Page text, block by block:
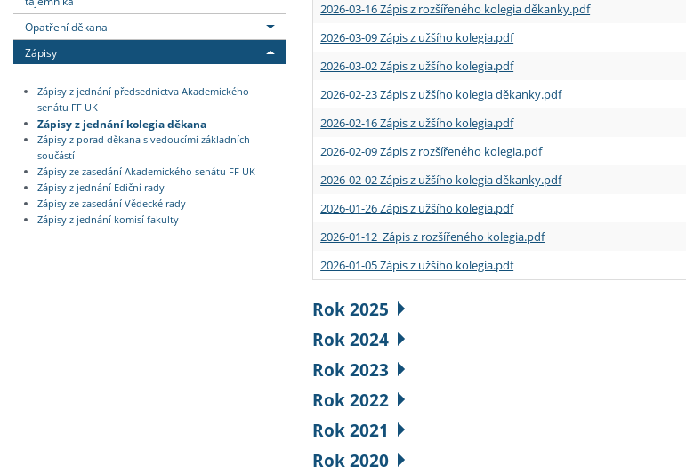
Opatření děkana
Zápisy
Zápisy z jednání předsednictva Akademického
senátu FF UK
Zápisy z jednání kolegia děkana
Zápisy z porad děkana s vedoucími základních
součástí
Zápisy ze zasedání Akademického senátu FF UK
Zápisy z jednání Ediční rady
Zápisy ze zasedání Vědecké rady
Zápisy z jednání komisí fakulty
2026-03-16 Zápis z rozšířeného kolegia děkanky.pdf
2026-03-09 Zápis z užšího kolegia.pdf
2026-03-02 Zápis z užšího kolegia.pdf
2026-02-23 Zápis z užšího kolegia děkanky.pdf
2026-02-16 Zápis z užšího kolegia.pdf
2026-02-09 Zápis z rozšířeného kolegia.pdf
2026-02-02 Zápis z užšího kolegia děkanky.pdf
2026-01-26 Zápis z užšího kolegia.pdf
2026-01-12 Zápis z rozšířeného kolegia.pdf
2026-01-05 Zápis z užšího kolegia.pdf
Rok 2025
Rok 2024
Rok 2023
Rok 2022
Rok 2021
Rok 2020